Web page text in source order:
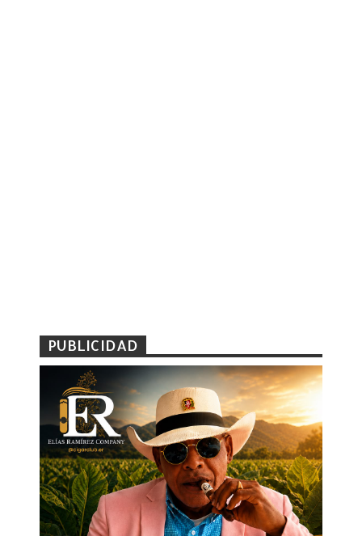
PUBLICIDAD